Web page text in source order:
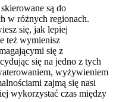
są do
w różnych regionach.
się, jak lepiej
też wymienisz
się z
się na jedno z tych
wyżywieniem
zajmą się nasi
wykorzystać czas między